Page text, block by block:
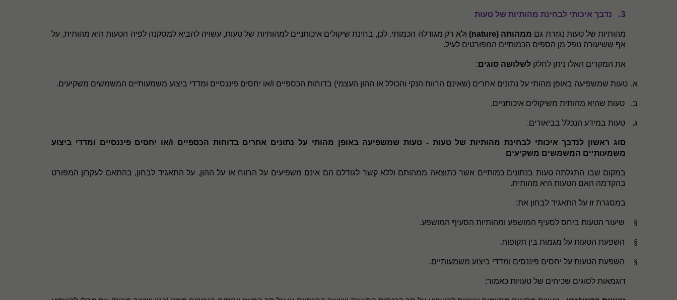
3. נדבך איכותי לבחינת מהותיות של טעות
מהותיות של טעות נגזרת גם ממהותה (nature
) ולא רק מגודלה הכמותי. לכן, בחינת שיקולים איכותניים למהותיות של טעות, עשויה להביא למסקנה לפיה הטעות היא מהותית, על
אף ששיעורה נופל מן הספים הכמותיים המפורטים לעיל.
את המקרים האלו ניתן לחלק לשלושה סוגים:
א. טעות שמשפיעה באופן מהותי על נתונים אחרים (שאינם הרווח הנקי והכולל או ההון העצמי) בדוחות הכספיים ו/או יחסים פיננסיים ומדדי ביצוע משמעותיים המשמשים משקיעים.
ב. טעות שהיא מהותית משיקולים איכותניים.
ג. טעות במידע הנכלל בביאורים.
סוג ראשון לנדבך איכותי לבחינת מהותיות של טעות - טעות שמשפיעה באופן מהותי על נתונים אחרים בדוחות הכספיים ו/או יחסים פיננסיים ומדדי ביצוע
משמעותיים המשמשים משקיעים
במקום שבו התגלתה טעות בנתונים כמותיים אשר כתוצאה ממהותם וללא קשר לגודלם הם אינם משפיעים על הרווח או על ההון, על התאגיד לבחון, בהתאם לעקרון המפורט
בהקדמה האם הטעות היא מהותית.
במסגרת זו על התאגיד לבחון את:
§ שיעור הטעות ביחס לסעיף המושפע ומהותיות הסעיף המושפע.
§ השפעת הטעות על מגמות בין תקופות.
§ השפעת הטעות על יחסים פיננסים ומדדי ביצוע משמעותיים.
דוגמאות לסוגים שכיחים של טעויות כאמור: